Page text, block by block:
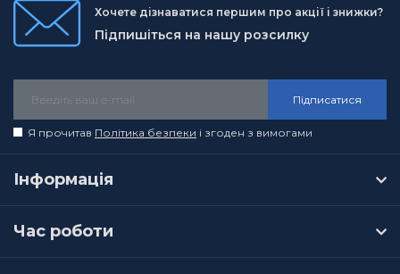
Хочете дізнаватися першим про акції і знижки?
Підпишіться на нашу розсилку
Підписатися
Я прочитав Політика безпеки і згоден з вимогами
Інформація
Час роботи